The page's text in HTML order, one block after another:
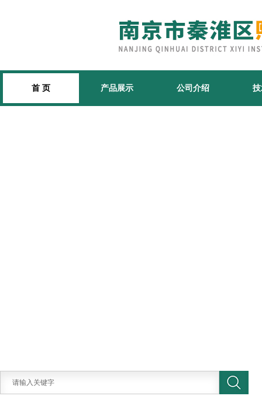
首 页 产品展示 公司介绍